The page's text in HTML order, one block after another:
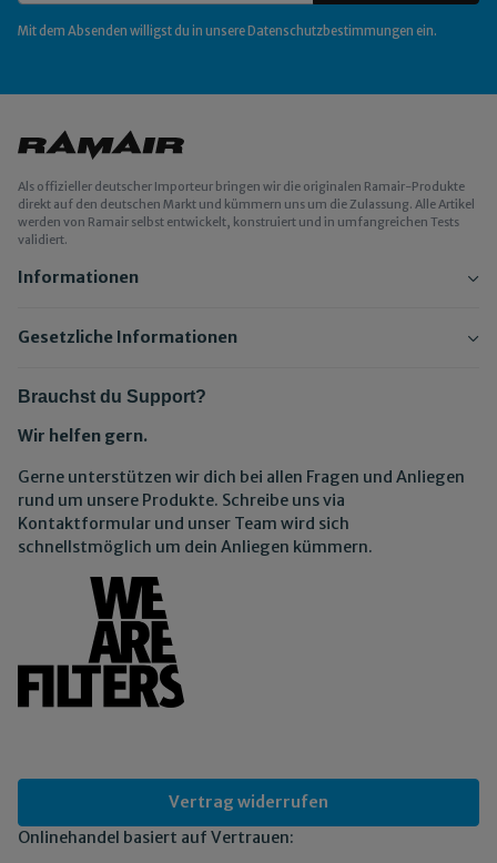
Mit dem Absenden willigst du in unsereDatenschutzbestimmungen ein.
Als offizieller deutscher Importeur bringen wir die originalen Ramair-Produkte
direkt auf den deutschen Markt und kümmern uns um die Zulassung. Alle Artikel
werden von Ramair selbst entwickelt, konstruiert und in umfangreichen Tests
validiert.
Informationen
Gesetzliche Informationen
Brauchst du Support?
Wir helfen gern.
Gerne unterstützen wir dich bei allen Fragen und Anliegen
rund um unsere Produkte. Schreibe uns via
Kontaktformular und unser Team wird sich
schnellstmöglich um dein Anliegen kümmern.
Vertrag widerrufen
Onlinehandel basiert auf Vertrauen: